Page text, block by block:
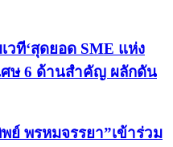
ที‘สุดยอด SME แห่ง
ศษ 6 ด้านสำคัญ ผลักดัน
ย์ พรหมจรรยา”เข้าร่วม